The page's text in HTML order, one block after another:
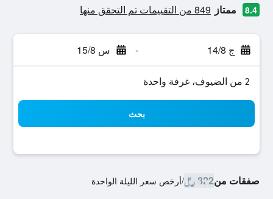
8.4 ممتاز 849 من التقييمات تم التحقق منها
ج 14/8 - س 15/8
2 من الضيوف، غرفة واحدة
بحث
صفقات من822 ﷼ /أرخص سعر الليلة الواحدة